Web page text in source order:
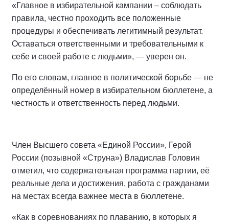
«Главное в избирательной кампании – соблюдать
правила, честно проходить все положенные
процедуры и обеспечивать легитимный результат.
Оставаться ответственными и требовательными к
себе и своей работе с людьми», — уверен он.
По его словам, главное в политической борьбе — не
определённый номер в избирательном бюллетене, а
честность и ответственность перед людьми.
Член Высшего совета «Единой России», Герой
России (позывной «Струна») Владислав Головин
отметил, что содержательная программа партии, её
реальные дела и достижения, работа с гражданами
на местах всегда важнее места в бюллетене.
«Как в соревнованиях по плаванию, в которых я